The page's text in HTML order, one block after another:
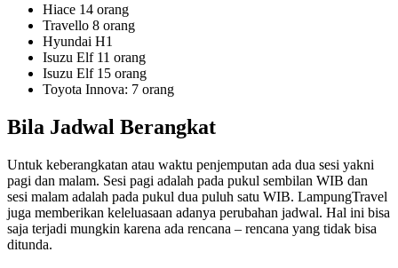
Hiace 14 orang
Travello 8 orang
Hyundai H1
Isuzu Elf 11 orang
Isuzu Elf 15 orang
Toyota Innova: 7 orang
Bila Jadwal Berangkat
Untuk keberangkatan atau waktu penjemputan ada dua sesi yakni
pagi dan malam. Sesi pagi adalah pada pukul sembilan WIB dan
sesi malam adalah pada pukul dua puluh satu WIB. LampungTravel
juga memberikan keleluasaan adanya perubahan jadwal. Hal ini bisa
saja terjadi mungkin karena ada rencana – rencana yang tidak bisa
ditunda.